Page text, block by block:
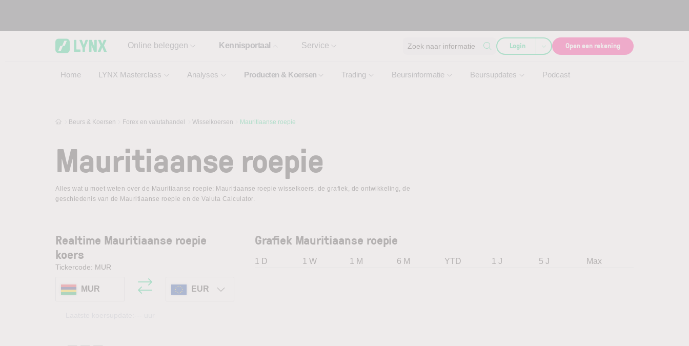
Online beleggen Kennisportaal
Home LYNX Masterclass Analyses Producten & Koersen Trading Beursinformatie Beursupdates Podcast
Service Zoek naar informatie Login Open een rekening
Beurs & Koersen Forex en valutahandel Wisselkoersen Mauritiaanse roepie
Mauritiaanse roepie
Alles wat u moet weten over de Mauritiaanse roepie: Mauritiaanse roepie wisselkoers, de grafiek, de ontwikkeling, de
geschiedenis van de Mauritiaanse roepie en de Valuta Calculator.
Realtime Mauritiaanse roepie
koers
Tickercode: MUR
MUR EUR
Grafiek Mauritiaanse roepie
1 D 1 W 1 M 6 M YTD 1 J 5 J Max